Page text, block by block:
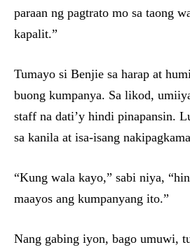
paraan ng pagtrato mo sa taong
kapalit.”
Tumayo si Benjie sa harap at
buong kumpanya. Sa likod,
staff na dati’y hindi pinapansin.
sa kanila at isa-isang
“Kung wala kayo,” sabi niya,
maayos ang kumpanyang ito.”
Nang gabing iyon, bago umuwi,